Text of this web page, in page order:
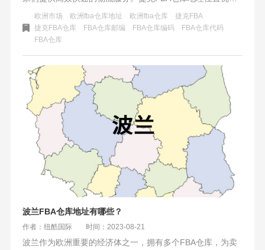
越，位于欧洲中心地带，可以覆盖欧洲多个国家。捷克作为
一个内陆国家，拥有发达的陆路、铁路和水路交通网络，这
使得货物运输更加便捷和高效。
欧洲市场 欧洲fba仓库地址 欧洲fba仓库
捷克FBA
捷克FBA仓库
FBA仓库邮编 FBA仓库编码
FBA仓库代码
FBA仓库
波兰FBA仓库地址有哪些？
作者：纽酷国际 时间：2023-08-21
波兰作为欧洲重要的经济体之一，拥有多个FBA仓库，为卖